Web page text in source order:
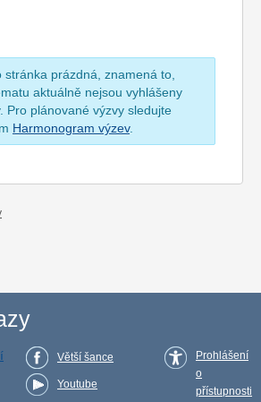
stránka prázdná, znamená to,
aktuálně nejsou vyhlášeny
Pro plánované výzvy sledujte
Harmonogram výzev.
Větší šance
Youtube
Prohlášení
o
přístupnosti